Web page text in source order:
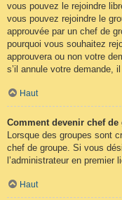
vous pouvez le rejoindre
vous pouvez rejoindre le
approuvée par un chef de
pourquoi vous souhaitez
approuvera ou non votre
s’il annule votre demande,
Haut
Comment devenir chef de
Lorsque des groupes sont
chef de groupe. Si vous
l’administrateur en
Haut